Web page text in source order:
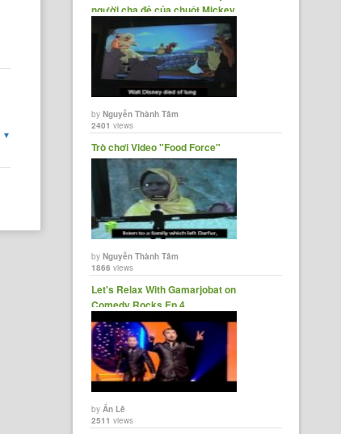
▼
người cha đẻ của chuột Mickey.
byNguyễn Thành Tâm
2401 views
Trò chơi Video "Food Force"
byNguyễn Thành Tâm
1866 views
Let's Relax With Gamarjobat on
Comedy Rocks Ep 4.
byẨn Lê
2511 views